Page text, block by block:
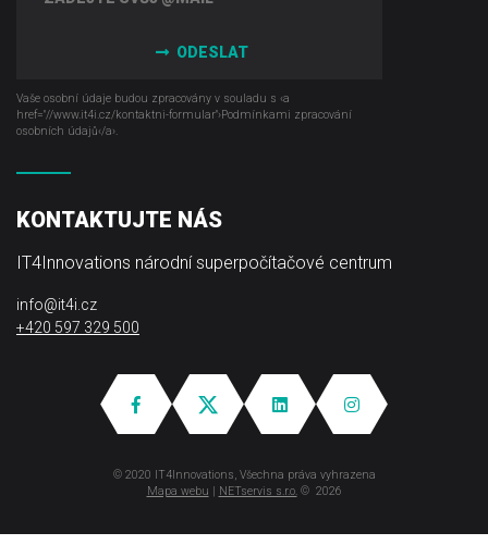
KONTAKTUJTE NÁS
IT4Innovations národní superpočítačové centrum
info@it4i.cz
+420 597 329 500
© 2020 IT4Innovations, Všechna práva vyhrazena
Mapa webu | NETservis s.r.o.© 2026
ODESLAT
Vaše osobní údaje budou zpracovány v souladu s ‹a
href="//www.it4i­.cz/kontaktni-formular"›Podmínkami zpracování
osobních údajů‹/a›.